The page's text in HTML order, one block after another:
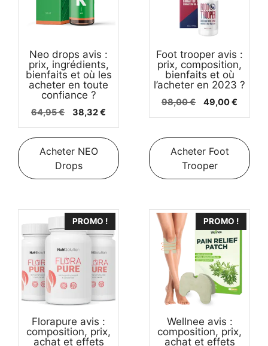
Neo drops avis :
prix, ingrédients,
bienfaits et où les
acheter en toute
confiance ?
64,95€
Le
initial
était :
64,95 €.
38,32€
actuel
est :
38,32 €.
Acheter NEO
Drops
Foot trooper avis :
prix, composition,
bienfaits et où
l’acheter en 2023 ?
98,00€
Le
était :
98,00 €.
49,00€
est :
49,00
Acheter Foot
Trooper
PROMO !
Florapure avis :
composition, prix,
achat et effets
PROMO !
Wellnee avis :
composition, prix,
achat et effets
prix
Acheter easeflex